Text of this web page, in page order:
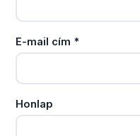
E-mail cím *
Honlap